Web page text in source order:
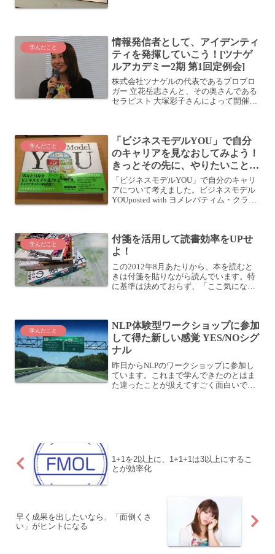
学んだこと
情報発信者として、アイデンティ
ティを発揮していこう！[ツナゲ
ルアカデミー2期 第1回定例会]
株式会社ツナゲルの代表であるプロブロ
ガー 立花岳志さんと、その奥さんである
セラピスト 大塚彩子さんによって開催さ
ツナゲルアカデミ...
学んだこと
「ビジネスモデルYOU」で自分
のキャリアを見なおしてみよう！
きっとその先に、やりたいことが
見えてくる！
「ビジネスモデルYOU」で自分のキャリ
アについて考えました。ビジネスモデル
YOUposted with ヨメレバティム・クラー
学んだこと
付箋を活用して読書効率をUPせ
よ！
この2012年8月あたりから、本を読むと
きは付箋を貼りながら読んでいます。特
に基準は決めておらず、「ここ気になる
に。いや〜すごいこと...
学んだこと
NLP体験型ワークショップに参加
して得た新しい感覚 YES/NOシグ
ナル
昨日から​NLPのワークショップに参加し
ています。これまで学んできたのとはま
た違ったことが扱えてすごく面白いで
1+1を2以上に、1+1+1は3以上にするこ
とが効率化
早く成果を出したいなら、「面倒くさ
い」がヒントになる